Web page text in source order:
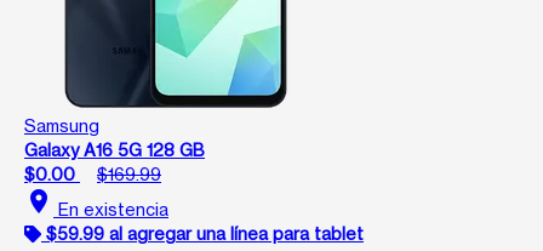
Samsung
Galaxy A16 5G 128 GB
$0.00
$169.99
location_on En existencia
$59.99 al agregar una línea para tablet